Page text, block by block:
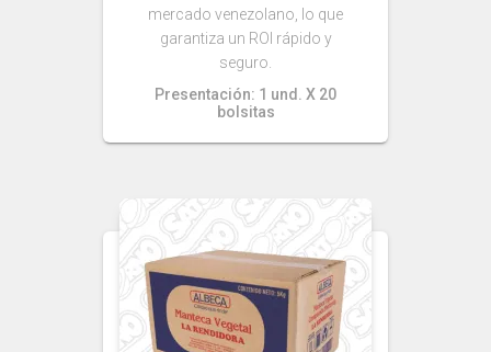
mercado venezolano, lo que
garantiza un ROI rápido y
seguro.
Presentación: 1 und. X 20
bolsitas